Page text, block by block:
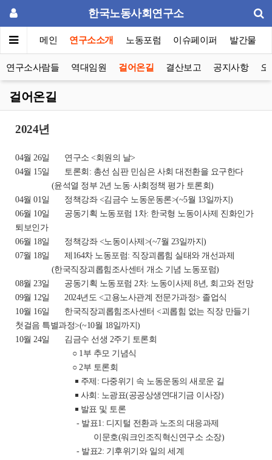
한국노동사회연구소
메인 연구소소개 노동포럼 이슈페이퍼 발간물
연구소사람들 역대임원 걸어온길 결산보고 공지사항 오
걸어온길
2024년
04월 26일 연구소 <회원의 날>
04월 15일 토론회: 총선 심판 민심은 사회 대전환을 요구한다
(윤석열 정부 2년 노동·사회정책 평가 토론회)
04월 01일 정책강좌 <김금수 노동운동론>(~5월 13일까지)
06월 10일 공동기획 노동포럼 1차: 한국형 노동이사제 진화인가
퇴보인가
06월 18일 정책강좌 <노동이사제>(~7월 23일까지)
07월 18일 제164차 노동포럼: 직장괴롭힘 실태와 개선과제
(한국직장괴롭힘조사센터 개소 기념 노동포럼)
08월 23일 공동기획 노동포럼 2차: 노동이사제 8년, 회고와 전망
09월 12일 2024년도 <고용노사관계 전문가과정> 졸업식
10월 16일 한국직장괴롭힘조사센터 <괴롭힘 없는 직장 만들기
첫걸음 특별과정>(~10월 18일까지)
10월 24일 김금수 선생 2주기 토론회
○ 1부 추모 기념식
○ 2부 토론회
￭ 주제: 다중위기 속 노동운동의 새로운 길
￭ 사회: 노광표(공공상생연대기금 이사장)
￭ 발표 및 토론
- 발표1: 디지털 전환과 노조의 대응과제
이문호(워크인조직혁신연구소 소장)
- 발표2: 기후위기와 일의 세계